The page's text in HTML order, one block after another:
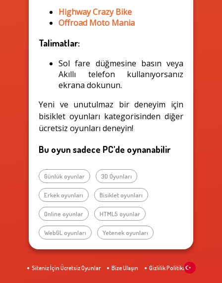
Highway Crazy Bike
Offroad Moto Mania
Talimatlar:
Sol fare düğmesine basın veya
Akıllı telefon kullanıyorsanız
ekrana dokunun.
Yeni ve unutulmaz bir deneyim için
bisiklet oyunları kategorisinden diğer
ücretsiz oyunları deneyin!
Bu oyun sadece PC'de oynanabilir
Günlük oyunlar 3D Oyunları
Erkek oyunları Bisiklet oyunları
Online oyunlar HTML5 oyunlar
WebGL oyunları Yetenek oyunları
Siteniz İçin Ücretsiz Oyunlar Bize Ulaşın Gizlilik Politikası